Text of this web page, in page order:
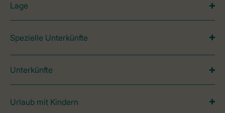
Lage
Spezielle Unterkünfte
Unterkünfte
Urlaub mit Kindern